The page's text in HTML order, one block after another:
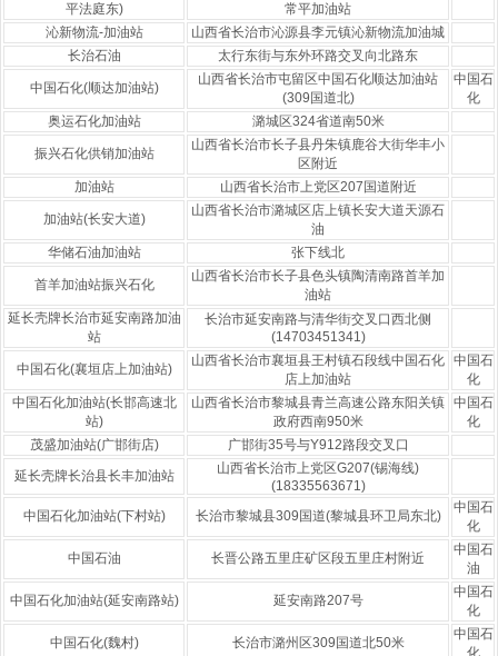
平法庭东)
常平加油站
沁新物流-加油站
山西省长治市沁源县李元镇沁新物流加油城
长治石油
太行东街与东外环路交叉向北路东
中国石化(顺达加油站)
山西省长治市屯留区中国石化顺达加油站
(309国道北)
中国石
化
奥运石化加油站
潞城区324省道南50米
振兴石化供销加油站
山西省长治市长子县丹朱镇鹿谷大街华丰小
区附近
加油站
山西省长治市上党区207国道附近
加油站(长安大道)
山西省长治市潞城区店上镇长安大道天源石
油
华储石油加油站
张下线北
首羊加油站振兴石化
山西省长治市长子县色头镇陶清南路首羊加
油站
延长壳牌长治市延安南路加油
站
长治市延安南路与清华街交叉口西北侧
(14703451341)
中国石化(襄垣店上加油站)
山西省长治市襄垣县王村镇石段线中国石化
店上加油站
中国石
化
中国石化加油站(长邯高速北
站)
山西省长治市黎城县青兰高速公路东阳关镇
政府西南950米
中国石
化
茂盛加油站(广邯街店)
广邯街35号与Y912路段交叉口
延长壳牌长治县长丰加油站
山西省长治市上党区G207(锡海线)
(18335563671)
中国石化加油站(下村站)
长治市黎城县309国道(黎城县环卫局东北)
中国石
化
中国石油 长晋公路五里庄矿区段五里庄村附近
中国石
油
中国石化加油站(延安南路站) 延安南路207号
中国石
化
中国石化(魏村) 长治市潞州区309国道北50米
中国石